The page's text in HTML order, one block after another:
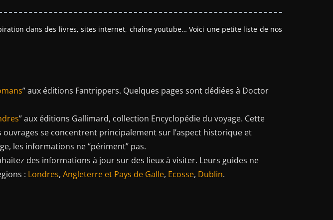
dans des livres, sites internet, chaîne youtube… Voici une petite liste de nos
” aux éditions Fantrippers. Quelques pages sont dédiées à Doctor
” aux éditions Gallimard, collection Encyclopédie du voyage. Cette
se concentrent principalement sur l’aspect historique et
les informations ne “périment” pas.
des informations à jour sur des lieux à visiter. Leurs guides ne
: Londres, Angleterre et Pays de Galle, Ecosse, Dublin.